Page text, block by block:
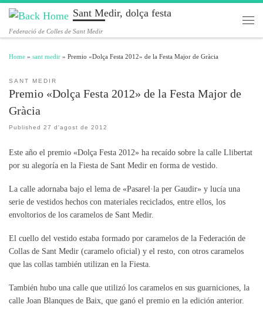
Skip to content Sant Medir, dolça festa
Federació de Colles de Sant Medir
Home » sant medir » Premio «Dolça Festa 2012» de la Festa Major de Gràcia
SANT MEDIR
Premio «Dolça Festa 2012» de la Festa Major de
Gràcia
Published 27 d'agost de 2012
Este año el premio «Dolça Festa 2012» ha recaído sobre la calle Llibertat
por su alegoría en la Fiesta de Sant Medir en forma de vestido.
La calle adornaba bajo el lema de «Pasarel·la per Gaudir» y lucía una
serie de vestidos hechos con materiales reciclados, entre ellos, los
envoltorios de los caramelos de Sant Medir.
El cuello del vestido estaba formado por caramelos de la Federación de
Collas de Sant Medir (caramelo oficial) y el resto, con otros caramelos
que las collas también utilizan en la Fiesta.
También hubo una calle que utilizó los caramelos en sus guarniciones, la
calle Joan Blanques de Baix, que ganó el premio en la edición anterior.